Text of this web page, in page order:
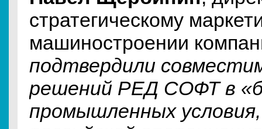
стратегическому
машиностроении
подтвердили
решений РЕД СОФТ в
промышленных